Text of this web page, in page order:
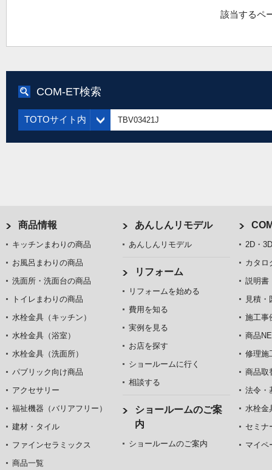
該当するペ
COM-ET検索
TOTOサイト内
商品情報
キッチンまわりの商品
お風呂まわりの商品
洗面所・洗面台の商品
トイレまわりの商品
水栓金具（キッチン）
水栓金具（浴室）
水栓金具（洗面所）
パブリック向け商品
アクセサリー
福祉機器（バリアフリー）
建材・タイル
ファインセラミックス
商品一覧
あんしんリモデル
あんしんリモデル
リフォーム
リフォームを始める
費用を知る
実例を見る
お店を探す
ショールームに行く
相談する
ショールームのご案
内
ショールームのご案内
2D・
カタロ
説明書
見積・
施工事
商品
修理施
商品取
法令・
水栓金
セミナ
マイペ